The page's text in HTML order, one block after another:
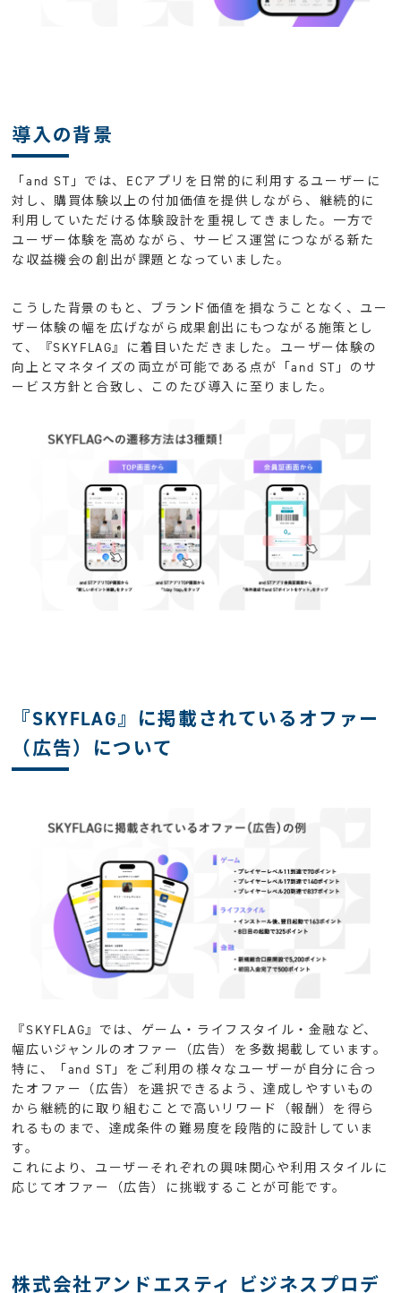
導入の背景
「and ST」では、ECアプリを日常的に利用するユーザーに
対し、購買体験以上の付加価値を提供しながら、継続的に
利用していただける体験設計を重視してきました。一方で
ユーザー体験を高めながら、サービス運営につながる新た
な収益機会の創出が課題となっていました。
こうした背景のもと、ブランド価値を損なうことなく、ユー
ザー体験の幅を広げながら成果創出にもつながる施策とし
て、『SKYFLAG』に着目いただきました。ユーザー体験の
向上とマネタイズの両立が可能である点が「and ST」のサ
ービス方針と合致し、このたび導入に至りました。
『SKYFLAG』に掲載されているオファー
（広告）について
『SKYFLAG』では、ゲーム・ライフスタイル・金融など、
幅広いジャンルのオファー（広告）を多数掲載しています。
特に、「and ST」をご利用の様々なユーザーが自分に合っ
たオファー（広告）を選択できるよう、達成しやすいもの
から継続的に取り組むことで高いリワード（報酬）を得ら
れるものまで、達成条件の難易度を段階的に設計していま
す。
これにより、ユーザーそれぞれの興味関心や利用スタイルに
応じてオファー（広告）に挑戦することが可能です。
株式会社アンドエスティ ビジネスプロデ